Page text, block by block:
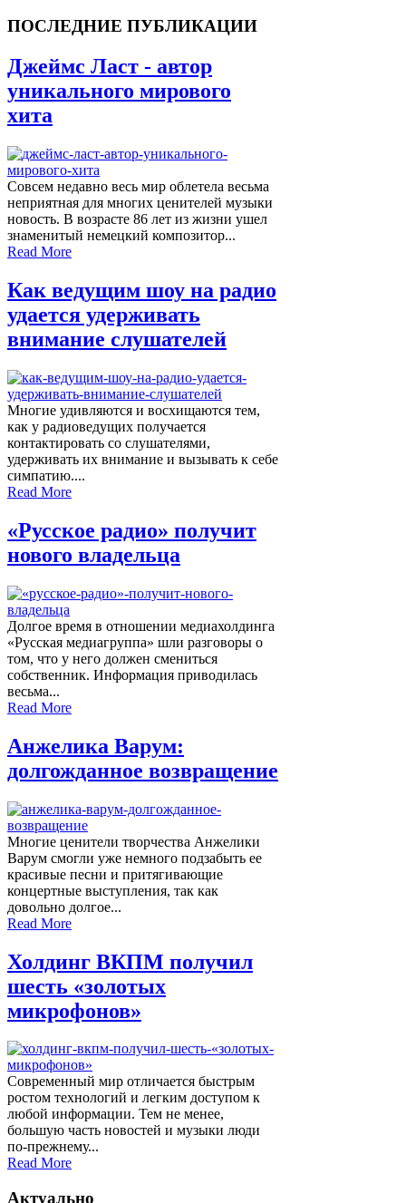
ПОСЛЕДНИЕ ПУБЛИКАЦИИ
Джеймс Ласт - автор
уникального мирового
хита
Совсем недавно весь мир облетела весьма
неприятная для многих ценителей музыки
новость. В возрасте 86 лет из жизни ушел
знаменитый немецкий композитор...
Read More
Как ведущим шоу на радио
удается удерживать
внимание слушателей
Многие удивляются и восхищаются тем,
как у радиоведущих получается
контактировать со слушателями,
удерживать их внимание и вызывать к себе
симпатию....
Read More
«Русское радио» получит
нового владельца
Долгое время в отношении медиахолдинга
«Русская медиагруппа» шли разговоры о
том, что у него должен смениться
собственник. Информация приводилась
весьма...
Read More
Анжелика Варум:
долгожданное возвращение
Многие ценители творчества Анжелики
Варум смогли уже немного подзабыть ее
красивые песни и притягивающие
концертные выступления, так как
довольно долгое...
Read More
Холдинг ВКПМ получил
шесть «золотых
микрофонов»
Современный мир отличается быстрым
ростом технологий и легким доступом к
любой информации. Тем не менее,
большую часть новостей и музыки люди
по-прежнему...
Read More
Актуально